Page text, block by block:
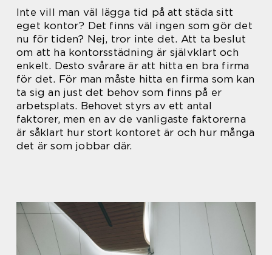
Inte vill man väl lägga tid på att städa sitt
eget kontor? Det finns väl ingen som gör det
nu för tiden? Nej, tror inte det. Att ta beslut
om att ha kontorsstädning är självklart och
enkelt. Desto svårare är att hitta en bra firma
för det. För man måste hitta en firma som kan
ta sig an just det behov som finns på er
arbetsplats. Behovet styrs av ett antal
faktorer, men en av de vanligaste faktorerna
är såklart hur stort kontoret är och hur många
det är som jobbar där.